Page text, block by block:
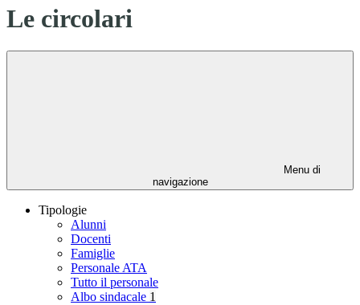
Le circolari
Menu di
navigazione
Tipologie
Alunni
Docenti
Famiglie
Personale ATA
Tutto il personale
Albo sindacale 1